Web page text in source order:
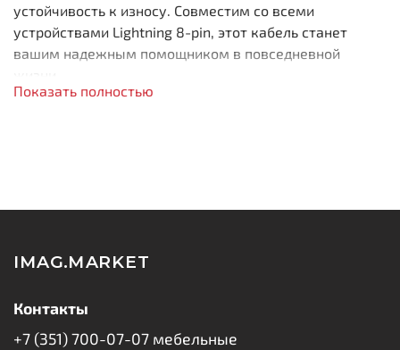
устойчивость к износу. Совместим со всеми
устройствами Lightning 8-pin, этот кабель станет
вашим надежным помощником в повседневной
поддерживает ток 2А для быстрой и безопасной
Прочность и гибкость
Универсальность
устройствами Apple с разъемом Lightning 8-pin.
Показать полностью
IMAG.MARKET
Контакты
+7 (351) 700-07-07 мебельные